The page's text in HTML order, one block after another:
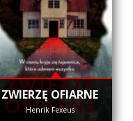
ZWIERZĘ OFIARNE
Henrik Fexeus